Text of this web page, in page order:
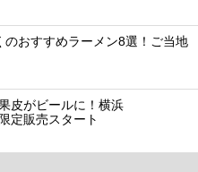
のおすすめラーメン8選！ご当地
皮がビールに！横浜
定販売スタート